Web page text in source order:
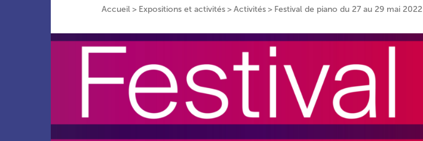
Accueil Expositions et activités Activités Festival de piano du 27 au 29 mai 2022